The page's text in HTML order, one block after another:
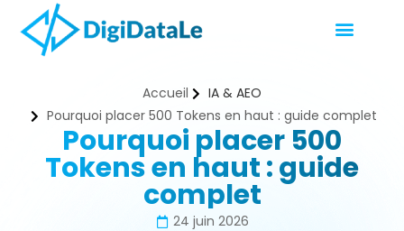
Accueil
IA & AEO
Pourquoi placer 500 Tokens en haut : guide complet
Pourquoi placer 500
Tokens en haut : guide
complet
24 juin 2026